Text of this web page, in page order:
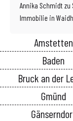
Annika Schmidt zu
Immobilie in
Amstetten
Baden
Bruck an der
Gmünd